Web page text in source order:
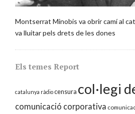
Montserrat Minobis va obrir camí al
va lluitar pels drets de les dones
Els temes Report
catalunya ràdiocensura col·legi
comunicació corporativa